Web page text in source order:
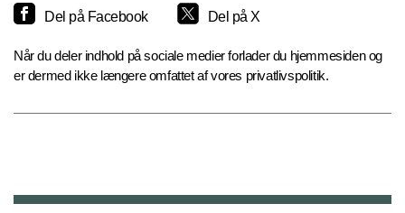
Del på Facebook Del på X
Når du deler indhold på sociale medier forlader du hjemmesiden og
er dermed ikke længere omfattet af vores privatlivspolitik.